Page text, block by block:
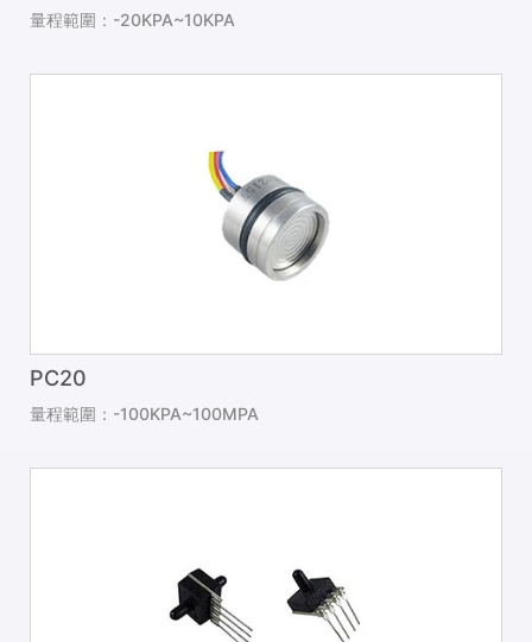
量程範圍：-20KPA~10KPA
PC20
量程範圍：-100KPA~100MPA